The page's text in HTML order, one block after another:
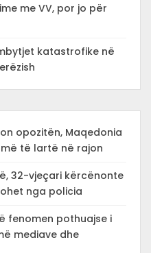
me VV, por jo për
katastrofike në
opozitën, Maqedonia
të lartë në rajon
32-vjeçari kërcënonte
nga policia
fenomen pothuajse i
mediave dhe